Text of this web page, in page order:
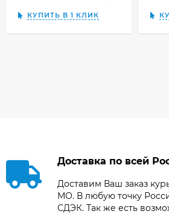
КУПИТЬ В 1 КЛИК
Доставка по всей
Доставим Ваш заказ
МО. В любую точку
СДЭК. Так же есть